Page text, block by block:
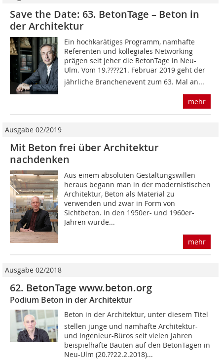
Save the Date: 63. BetonTage – Beton in
der Architektur
Ein hochkarätiges Programm, namhafte
Referenten und kollegiales Networking
prägen seit jeher die BetonTage in Neu-
Ulm. Vom 19.????21. Februar 2019 geht der
jährliche Branchenevent zum 63. Mal an...
mehr
Ausgabe 02/2019
Mit Beton frei über Architektur
nachdenken
Aus einem absoluten Gestaltungswillen
heraus begann man in der modernistischen
Architektur, Beton als Material zu
verwenden und zwar in Form von
Sichtbeton. In den 1950er- und 1960er-
Jahren wurde...
mehr
Ausgabe 02/2018
62. BetonTage www.beton.org
Podium Beton in der Architektur
Beton in der Architektur, unter diesem Titel
stellen junge und namhafte Architektur-
und Ingenieur-Büros seit vielen Jahren
beispielhafte Bauten auf den BetonTagen in
Neu-Ulm (20.??22.2.2018)...